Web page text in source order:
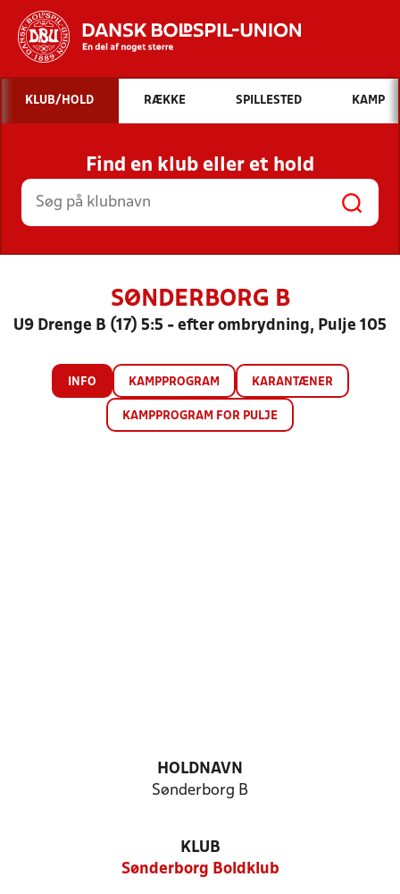
Hvad vil du søge efter?
INDHOLD OG NYHEDER
STILLINGER, RESULTATER, KLUBBER OG
HOLD
KLUB/HOLD RÆKKE SPILLESTED KAMP
Find en klub eller et hold
SØNDERBORG B
U9 Drenge B (17) 5:5 - efter ombrydning, Pulje 105
INFO KAMPPROGRAM KARANTÆNER
KAMPPROGRAM FOR PULJE
HOLDNAVN
Sønderborg B
KLUB
Sønderborg Boldklub